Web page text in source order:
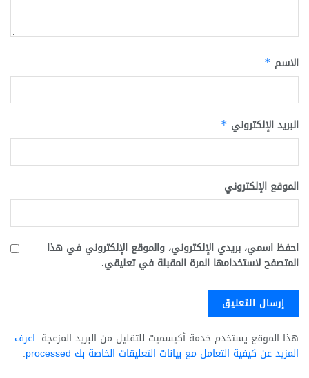
الاسم *
البريد الإلكتروني *
الموقع الإلكتروني
احفظ اسمي، بريدي الإلكتروني، والموقع الإلكتروني في هذا
المتصفح لاستخدامها المرة المقبلة في تعليقي.
هذا الموقع يستخدم خدمة أكيسميت للتقليل من البريد المزعجة. اعرف
المزيد عن كيفية التعامل مع بيانات التعليقات الخاصة بك processed
.